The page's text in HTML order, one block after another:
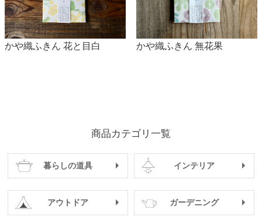
かや織ふきん 花と目白 かや織ふきん 無花果
商品カテゴリ一覧
暮らしの道具 インテリア
アウトドア ガーデニング